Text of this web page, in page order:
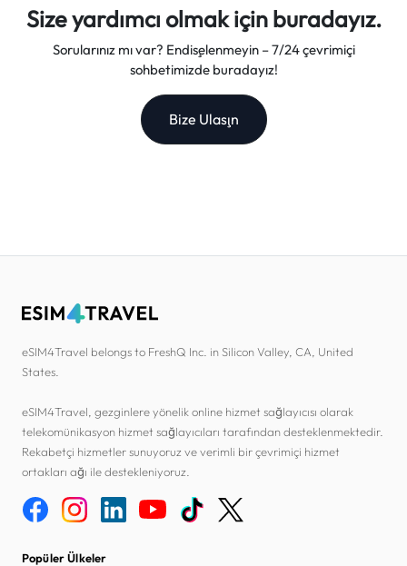
Size yardımcı olmak için buradayız.
Sorularınız mı var? Endişelenmeyin – 7/24 çevrimiçi
sohbetimizde buradayız!
Bize Ulaşın
eSIM4Travel belongs to FreshQ Inc. in Silicon Valley, CA, United
States.
eSIM4Travel, gezginlere yönelik online hizmet sağlayıcısı olarak
telekomünikasyon hizmet sağlayıcıları tarafından desteklenmektedir.
Rekabetçi hizmetler sunuyoruz ve verimli bir çevrimiçi hizmet
ortakları ağı ile destekleniyoruz.
Popüler Ülkeler